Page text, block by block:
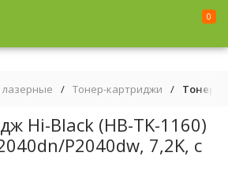
0
/ Тонер-картриджи / Тонер-
Hi-Black (HB-TK-1160)
P2040dw, 7,2K, с